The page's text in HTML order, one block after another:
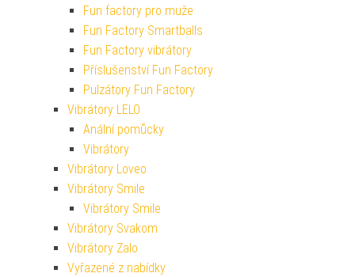
Fun factory pro muže
Fun Factory Smartballs
Fun Factory vibrátory
Příslušenství Fun Factory
Pulzátory Fun Factory
Vibrátory LELO
Anální pomůcky
Vibrátory
Vibrátory Loveo
Vibrátory Smile
Vibrátory Smile
Vibrátory Svakom
Vibrátory Zalo
Vyřazené z nabídky